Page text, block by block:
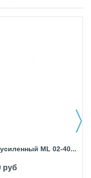
ML 02-40...
руб